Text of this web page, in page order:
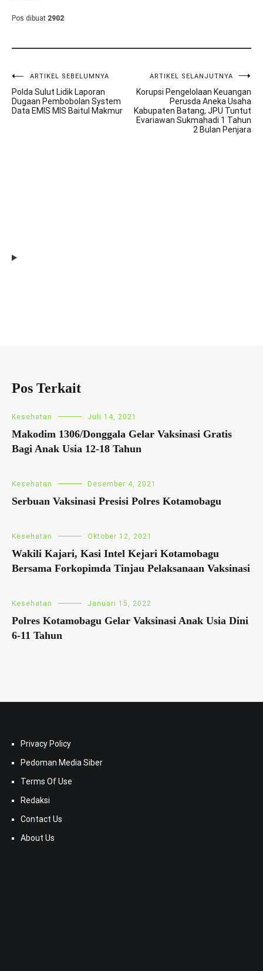
Pos dibuat 2902
Navigasi
pos
ARTIKEL SEBELUMNYA
Polda Sulut Lidik Laporan
Dugaan Pembobolan System
Data EMIS MIS Baitul Makmur
ARTIKEL SELANJUTNYA
Korupsi Pengelolaan Keuangan
Perusda Aneka Usaha
Kabupaten Batang, JPU Tuntut
Evariawan Sukmahadi 1 Tahun
2 Bulan Penjara
Pos Terkait
Kesehatan Juli 14, 2021
Makodim 1306/Donggala Gelar Vaksinasi Gratis
Bagi Anak Usia 12-18 Tahun
Kesehatan Desember 4, 2021
Serbuan Vaksinasi Presisi Polres Kotamobagu
Kesehatan Oktober 12, 2021
Wakili Kajari, Kasi Intel Kejari Kotamobagu
Bersama Forkopimda Tinjau Pelaksanaan Vaksinasi
Kesehatan Januari 15, 2022
Polres Kotamobagu Gelar Vaksinasi Anak Usia Dini
6-11 Tahun
Privacy Policy
Pedoman Media Siber
Terms Of Use
Redaksi
Contact Us
About Us